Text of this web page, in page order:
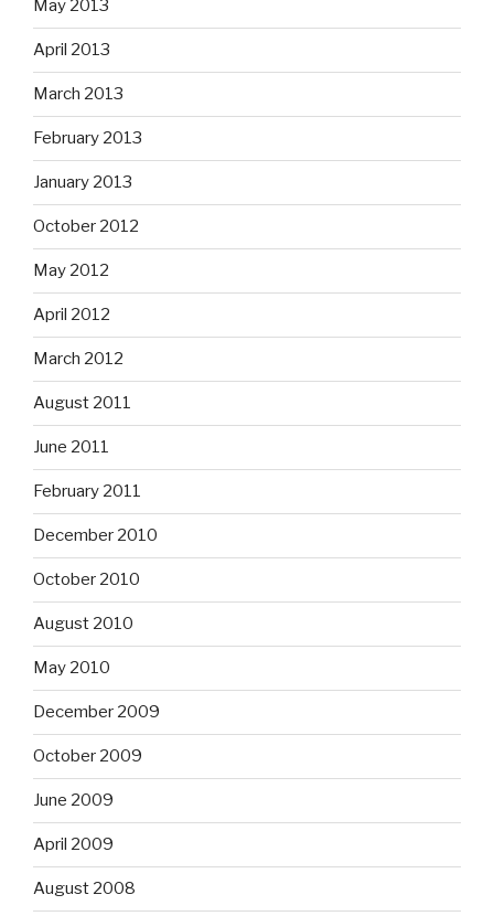
May 2013
April 2013
March 2013
February 2013
January 2013
October 2012
May 2012
April 2012
March 2012
August 2011
June 2011
February 2011
December 2010
October 2010
August 2010
May 2010
December 2009
October 2009
June 2009
April 2009
August 2008